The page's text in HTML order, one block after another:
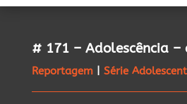
# 171 – Adolescência –
Reportagem| Série